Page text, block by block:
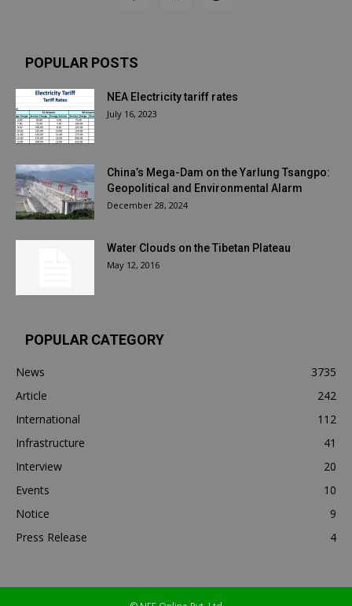
POPULAR POSTS
NEA Electricity tariff rates
July 16, 2023
China’s Mega-Dam on the Yarlung Tsangpo:
Geopolitical and Environmental Alarm
December 28, 2024
Water Clouds on the Tibetan Plateau
May 12, 2016
POPULAR CATEGORY
News
3735
Article
242
International
112
Infrastructure
41
Interview
20
Events
10
Notice
9
Press Release
4